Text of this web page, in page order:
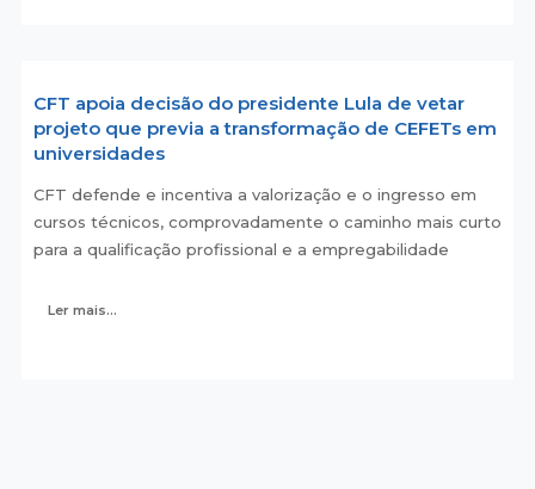
CFT apoia decisão do presidente Lula de vetar
projeto que previa a transformação de CEFETs em
universidades
CFT defende e incentiva a valorização e o ingresso em
cursos técnicos, comprovadamente o caminho mais curto
para a qualificação profissional e a empregabilidade
Ler mais...